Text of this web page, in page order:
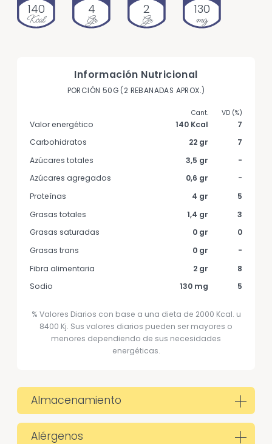
140
Kcal
4
Gr
2
Gr
130
mg
Información Nutricional
PORCIÓN 50G (2 REBANADAS APROX.)
Valor energético 7
140 Kcal
Carbohidratos
7
22 gr
Azúcares totales
-
3,5 gr
Azúcares agregados
-
0,6 gr
Proteínas
5
4 gr
Grasas totales
3
1,4 gr
Grasas saturadas
0
0 gr
Grasas trans
-
0 gr
Fibra alimentaria
8
2 gr
Sodio
5
130 mg
% Valores Diarios con base a una dieta de 2000 Kcal. u
8400 Kj. Sus valores diarios pueden ser mayores o
menores dependiendo de sus necesidades
energéticas.
Almacenamiento
Alérgenos